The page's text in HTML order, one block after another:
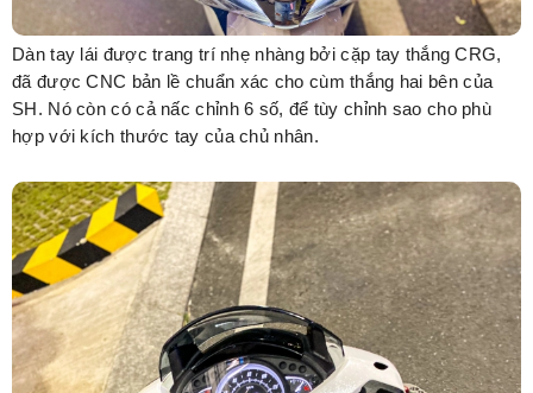
Dàn tay lái được trang trí nhẹ nhàng bởi cặp tay thắng CRG,
đã được CNC bản lề chuẩn xác cho cùm thắng hai bên của
SH. Nó còn có cả nấc chỉnh 6 số, để tùy chỉnh sao cho phù
hợp với kích thước tay của chủ nhân.